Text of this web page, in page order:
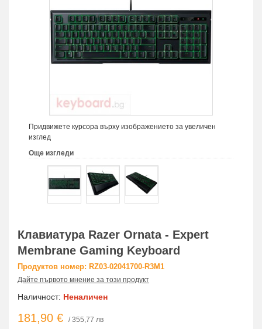
Придвижете курсора върху изображението за увеличен
изглед
Още изгледи
Клавиатура Razer Ornata - Expert
Membrane Gaming Keyboard
Продуктов номер: RZ03-02041700-R3M1
Дайте първото мнение за този продукт
Наличност: Неналичен
181,90 € / 355,77 лв